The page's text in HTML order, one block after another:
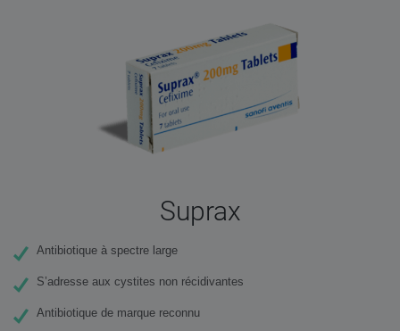
Suprax
Antibiotique à spectre large
S’adresse aux cystites non récidivantes
Antibiotique de marque reconnu